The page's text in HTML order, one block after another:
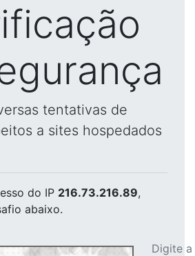
tentativas de
a sites hospedados
do IP 216.73.216.89,
abaixo.
Digite